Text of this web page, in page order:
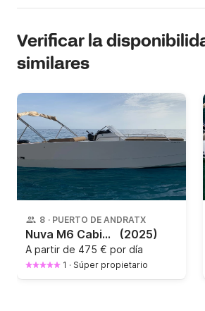
Verificar la
similares
8 · PUERTO DE ANDRATX
Nuva M6 Cabin NEW 2025 (2025)
A partir de 475 € por día
1 · Súper propietario